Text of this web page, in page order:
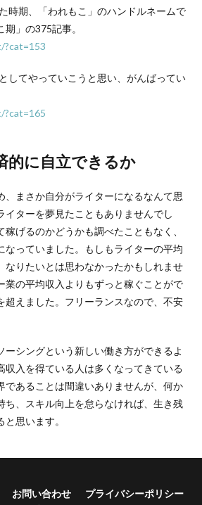
時期、「われもこ」のハンドルネームで
」の375記事。
してやっていこうと思い、がんばってい
的に自立できるか
、まさか自分がライターになるなんて思
イターを夢見たこともありませんでし
げるのかどうかも調べたこともなく、
なっていました。もしもライターの平均
なりたいとは思わなかったかもしれませ
業の平均収入よりもずっと稼ぐことがで
超えました。フリーランスなので、不安
ーシングという新しい働き方ができるよ
収入を得ている人は多くなってきている
であることは間違いありませんが、何か
ち、スキル向上を怠らなければ、生き残
思います。
お問い合わせ
プライバシーポリシー